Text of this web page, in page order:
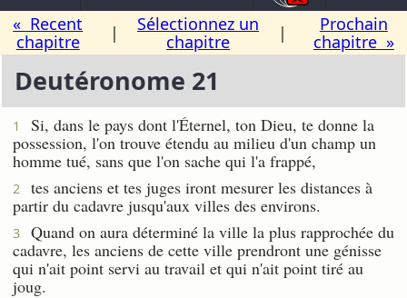
« Recent
chapitre
|
Sélectionnez un
chapitre
|
Prochain
chapitre »
Deutéronome 21
1
Si, dans le pays dont l'Éternel, ton Dieu, te donne la
possession, l'on trouve étendu au milieu d'un champ un
homme tué, sans que l'on sache qui l'a frappé,
2
tes anciens et tes juges iront mesurer les distances à
partir du cadavre jusqu'aux villes des environs.
3
Quand on aura déterminé la ville la plus rapprochée du
cadavre, les anciens de cette ville prendront une génisse
qui n'ait point servi au travail et qui n'ait point tiré au
joug.